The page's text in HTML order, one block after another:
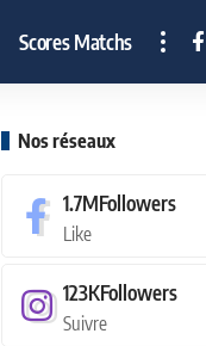
Scores Matchs
Nos réseaux
1.7MFollowers
Like
123KFollowers
Suivre